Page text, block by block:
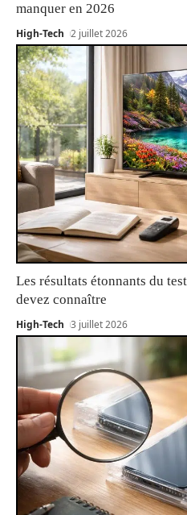
manquer en 2026
High-Tech 2 juillet 2026
Les résultats étonnants du
devez connaître
High-Tech 3 juillet 2026